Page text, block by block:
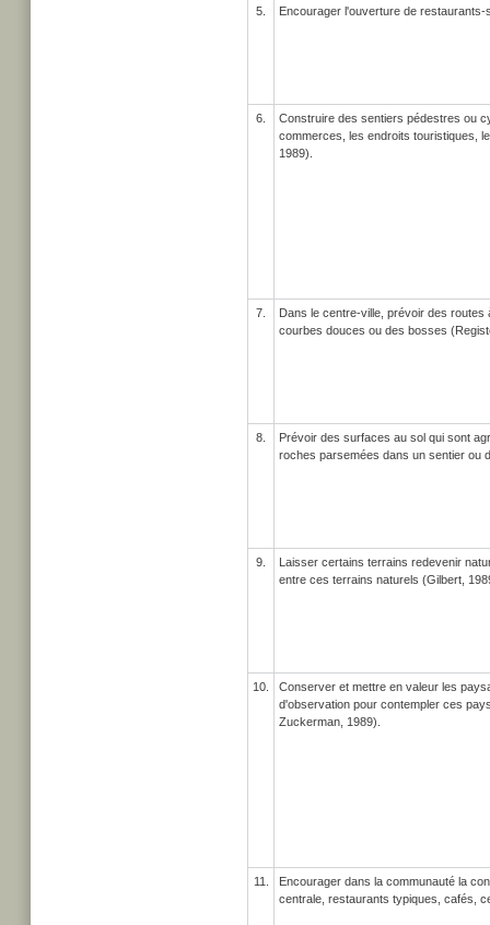
5. Encourager l'ouverture de restaurants-
6.
Construire des sentiers pédestres ou
commerces, les endroits touristiques,
1989).
7.
Dans le centre-ville, prévoir des
courbes douces ou des bosses
8.
Prévoir des surfaces au sol qui sont
roches parsemées dans un sentier ou
9.
Laisser certains terrains redevenir
entre ces terrains naturels (Gilbert,
10.
Conserver et mettre en valeur les
d'observation pour contempler ces
Zuckerman, 1989).
11.
Encourager dans la communauté la
centrale, restaurants typiques, cafés,